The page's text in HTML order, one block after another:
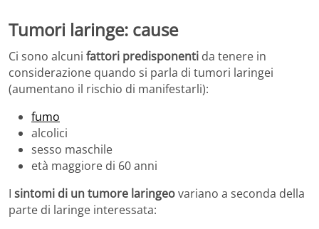
Tumori laringe: cause
Ci sono alcuni fattori predisponenti da tenere in
considerazione quando si parla di tumori laringei
(aumentano il rischio di manifestarli):
fumo
alcolici
sesso maschile
età maggiore di 60 anni
I sintomi di un tumore laringeovariano a seconda della
parte di laringe interessata: